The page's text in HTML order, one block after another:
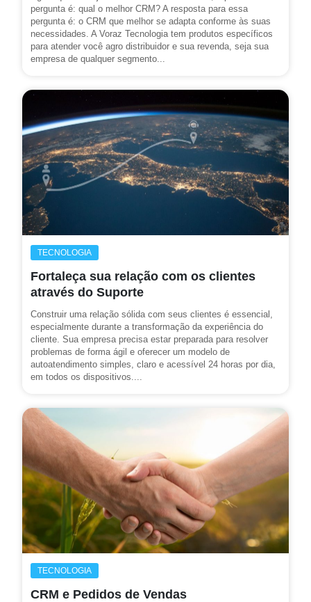
pergunta é: qual o melhor CRM? A resposta para essa
pergunta é: o CRM que melhor se adapta conforme às suas
necessidades. A Voraz Tecnologia tem produtos específicos
para atender você agro distribuidor e sua revenda, seja sua
empresa de qualquer segmento...
TECNOLOGIA
Fortaleça sua relação com os clientes
através do Suporte
Construir uma relação sólida com seus clientes é essencial,
especialmente durante a transformação da experiência do
cliente. Sua empresa precisa estar preparada para resolver
problemas de forma ágil e oferecer um modelo de
autoatendimento simples, claro e acessível 24 horas por dia,
em todos os dispositivos....
TECNOLOGIA
CRM e Pedidos de Vendas